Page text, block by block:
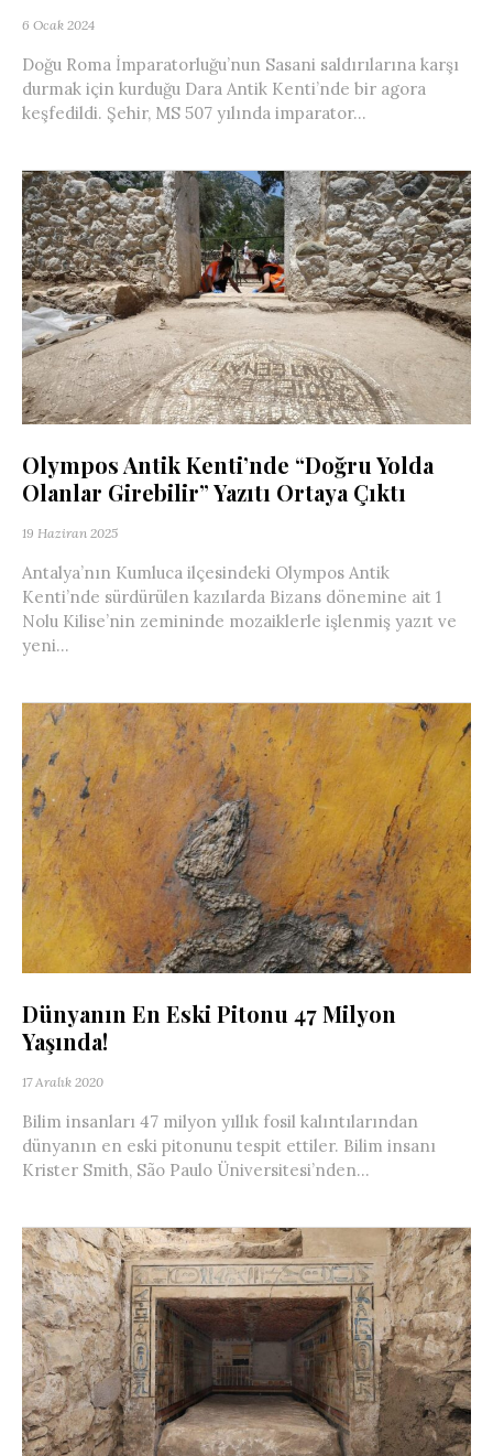
6 Ocak 2024
Doğu Roma İmparatorluğu’nun Sasani saldırılarına karşı
durmak için kurduğu Dara Antik Kenti’nde bir agora
keşfedildi. Şehir, MS 507 yılında imparator...
Olympos Antik Kenti’nde “Doğru Yolda
Olanlar Girebilir” Yazıtı Ortaya Çıktı
19 Haziran 2025
Antalya’nın Kumluca ilçesindeki Olympos Antik
Kenti’nde sürdürülen kazılarda Bizans dönemine ait 1
Nolu Kilise’nin zemininde mozaiklerle işlenmiş yazıt ve
yeni...
Dünyanın En Eski Pitonu 47 Milyon
Yaşında!
17 Aralık 2020
Bilim insanları 47 milyon yıllık fosil kalıntılarından
dünyanın en eski pitonunu tespit ettiler. Bilim insanı
Krister Smith, São Paulo Üniversitesi’nden...